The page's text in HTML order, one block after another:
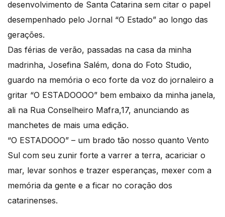
desenvolvimento de Santa Catarina sem citar o papel
desempenhado pelo Jornal “O Estado” ao longo das
gerações.
Das férias de verão, passadas na casa da minha
madrinha, Josefina Salém, dona do Foto Studio,
guardo na memória o eco forte da voz do jornaleiro a
gritar “O ESTADOOOO” bem embaixo da minha janela,
ali na Rua Conselheiro Mafra,17, anunciando as
manchetes de mais uma edição.
“O ESTADOOO” – um brado tão nosso quanto Vento
Sul com seu zunir forte a varrer a terra, acariciar o
mar, levar sonhos e trazer esperanças, mexer com a
memória da gente e a ficar no coração dos
catarinenses.